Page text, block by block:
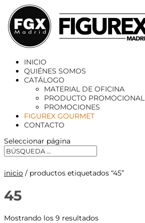
INICIO
QUIÉNES SOMOS
CATÁLOGO
MATERIAL DE OFICINA
PRODUCTO PROMOCIONAL
PROMOCIONES
FIGUREX GOURMET
CONTACTO
Seleccionar página
inicio / productos etiquetados “45”
45
Mostrando los 9 resultados